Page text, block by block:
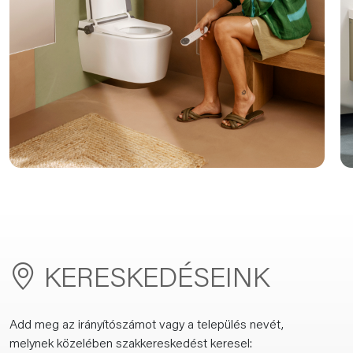
KERESKEDÉSEINK
Add meg az irányítószámot vagy a település nevét,
melynek közelében szakkereskedést keresel: